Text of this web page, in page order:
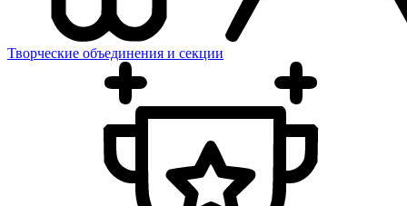
Творческие объединения и секции